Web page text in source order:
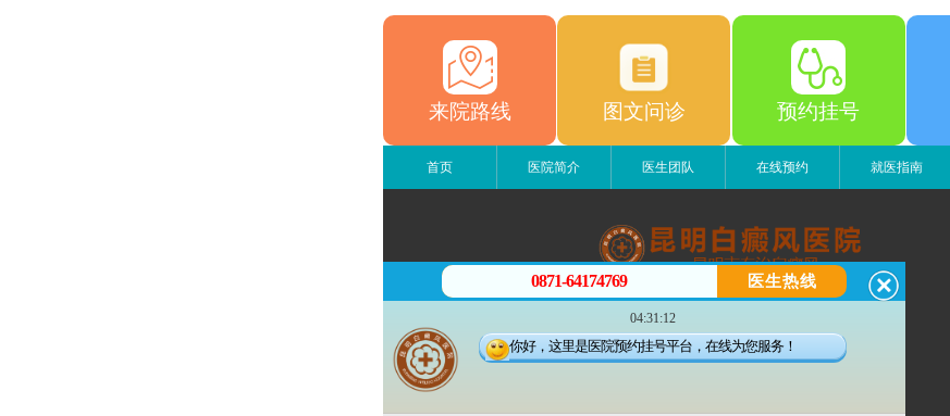
来院路线 图文问诊 预约挂号
首页 医院简介 医生团队 在线预约 就医指南
昆明白癜风医院
昆明市五华区护国路2号
版权所有：昆明白癜风医院
联系电话：0871-64174769
0871-64174769 医生热线
04:31:12
你好，这里是医院预约挂号平台，在线为您服务！